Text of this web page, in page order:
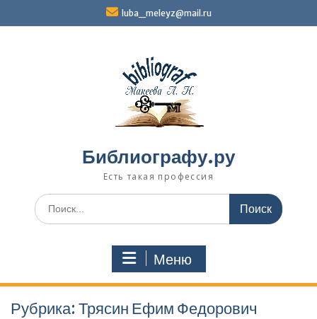
luba_meleyz@mail.ru
Библиографу.ру
Есть такая профессия
Поиск
по:
Меню
Рубрика: Трясин Ефим Федорович